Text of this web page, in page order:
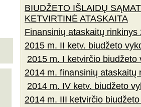
BIUDŽETO IŠLAIDŲ
KETVIRTINĖ ATASKAITA
Finansinių ataskaitų
2015 m. II ketv. biudžeto
2015 m. I ketvirčio
2014 m. finansinių ataskaitų
2014 m. IV ketv. biudžeto
2014 m. III ketvirčio